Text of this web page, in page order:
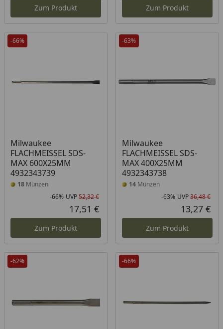
Zum Produkt Zum Produkt
-66%
Milwaukee
FLACHMEISSEL SDS-
MAX 600X25MM
4932343739
18 Münzen
Rabatt in Prozent
-66%
Ursprünglicher Preis
UVP52,32 €
Aktueller Preis
17,51 €
Zum Produkt
-63%
Milwaukee
FLACHMEISSEL SDS-
MAX 400X25MM
4932343738
14Münzen
-63% UVP36,48 €
13,27 €
Zum Produkt
-62% -66%